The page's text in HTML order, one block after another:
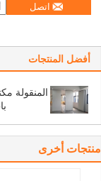
اتصل
أفضل المنتجات
المنقولة
منتجات أخرى